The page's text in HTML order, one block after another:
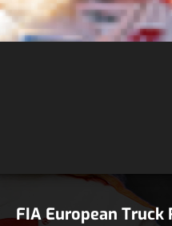
FIA European Truck